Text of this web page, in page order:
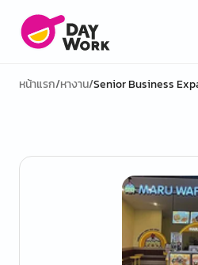
หน้าแรก/หางาน/Senior Business